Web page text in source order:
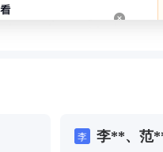
李 李**、范